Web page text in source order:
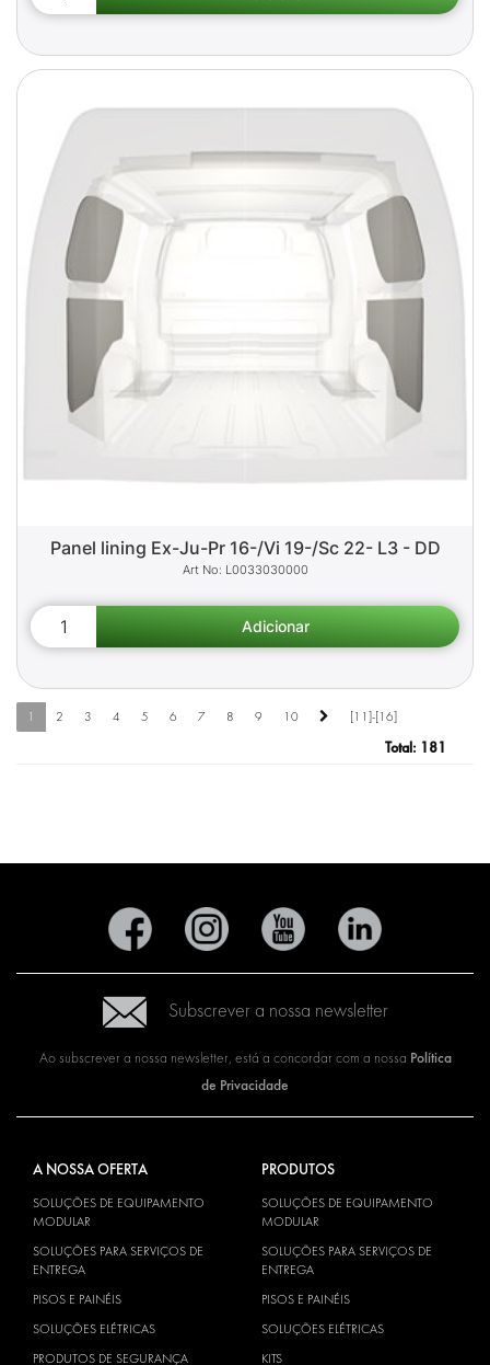
Panel lining Ex-Ju-Pr 16-/Vi 19-/Sc 22- L3 - DD
L0033030000
1 2 3 4 5 6 7 8 9 10 [11]-[16]
Total: 181
Subscrever a nossa newsletter
Ao subscrever a nossa newsletter, está a concordar com a nossa Política
de Privacidade
A NOSSA OFERTA
SOLUÇÕES DE EQUIPAMENTO
MODULAR
SOLUÇÕES PARA SERVIÇOS DE
ENTREGA
PISOS E PAINÉIS
SOLUÇÕES ELÉTRICAS
PRODUTOS DE SEGURANÇA
PRODUTOS
SOLUÇÕES DE EQUIPAMENTO
MODULAR
SOLUÇÕES PARA SERVIÇOS DE
ENTREGA
PISOS E PAINÉIS
SOLUÇÕES ELÉTRICAS
KITS